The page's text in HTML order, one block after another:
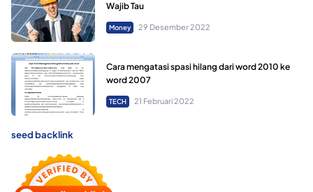
Wajib Tau
Money 29 Desember 2022
Cara mengatasi spasi hilang dari word 2010 ke
word 2007
TECH 21 Februari 2022
seed backlink